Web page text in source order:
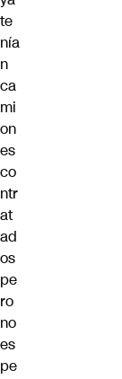
te
nía
n
ca
mi
on
es
co
ntr
at
ad
os
pe
ro
no
es
pe